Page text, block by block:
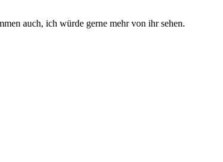
auch, ich würde gerne mehr von ihr sehen.